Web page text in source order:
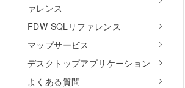
ァレンス
FDW SQLリファレンス
マップサービス
デスクトップアプリケーション
よくある質問